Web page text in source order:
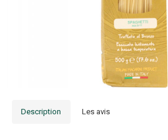
Description Les avis